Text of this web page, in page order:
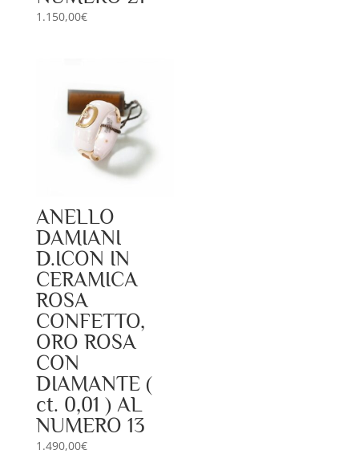
1.150,00€
ANELLO
DAMIANI
D.ICON IN
CERAMICA
ROSA
CONFETTO,
ORO ROSA
CON
DIAMANTE (
ct. 0,01 ) AL
NUMERO 13
1.490,00€